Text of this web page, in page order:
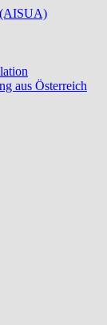
aus Österreich